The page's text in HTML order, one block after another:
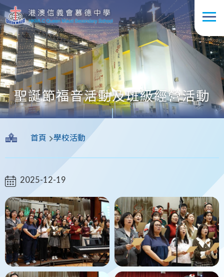
移至主內容
聖誕節福音活動及班級經營活動
航
連
結
首頁 學校活動
2025-12-19